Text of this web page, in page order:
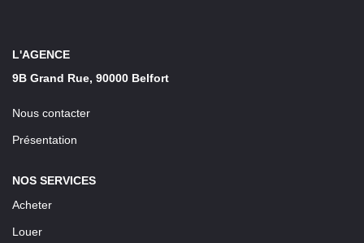
Confiez-Nous La Recherche De Votre Location
L'AGENCE
9B Grand Rue, 90000 Belfort
Nous contacter
Présentation
NOS SERVICES
Acheter
Louer